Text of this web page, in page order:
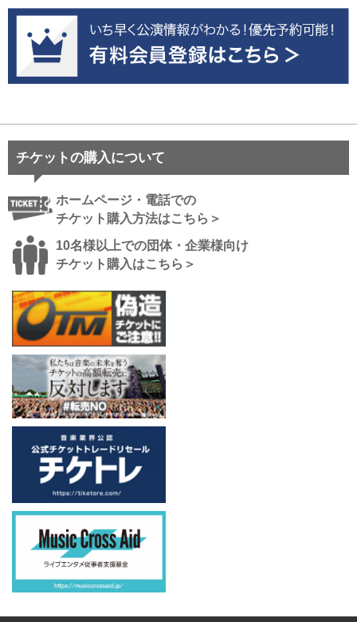
チケットの購入について
ホームページ・電話での
チケット購入方法はこちら＞
10名様以上での団体・企業様向け
チケット購入はこちら＞